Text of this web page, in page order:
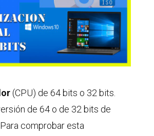
(CPU) de 64 bits o 32 bits.
de 64 o de 32 bits de
comprobar esta